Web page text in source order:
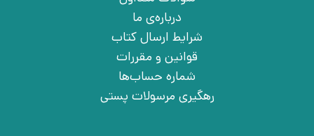
درباره‌ی ما
شرایط ارسال کتاب
قوانین و مقررات
شماره حساب‌ها
رهگیری مرسولات پستی